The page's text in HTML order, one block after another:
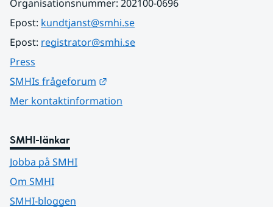
Organisationsnummer: 202100-0696
Epost: kundtjanst@smhi.se
Epost: registrator@smhi.se
Press
SMHIs frågeforum
Mer kontaktinformation
SMHI-länkar
Jobba på SMHI
Om SMHI
SMHI-bloggen